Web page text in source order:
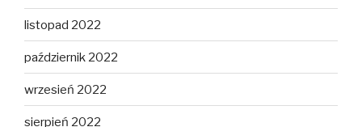
listopad 2022
październik 2022
wrzesień 2022
sierpień 2022